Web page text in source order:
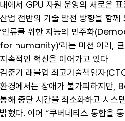
내에서 GPU 자원 운영의 새로운
산업 전반의 기술 발전 방향을 함께
‘인류를 위한 지능의 민주화
for humanity)’라는 미션 아래, 글
지속적인 혁신을 이어가고 있다.
김준기 래블업 최고기술책임자
환경에서는 장애가 불가피하지만,
통해 중단 시간을 최소화하고 시스
밝혔다. 이어 “쿠버네티스 통합을